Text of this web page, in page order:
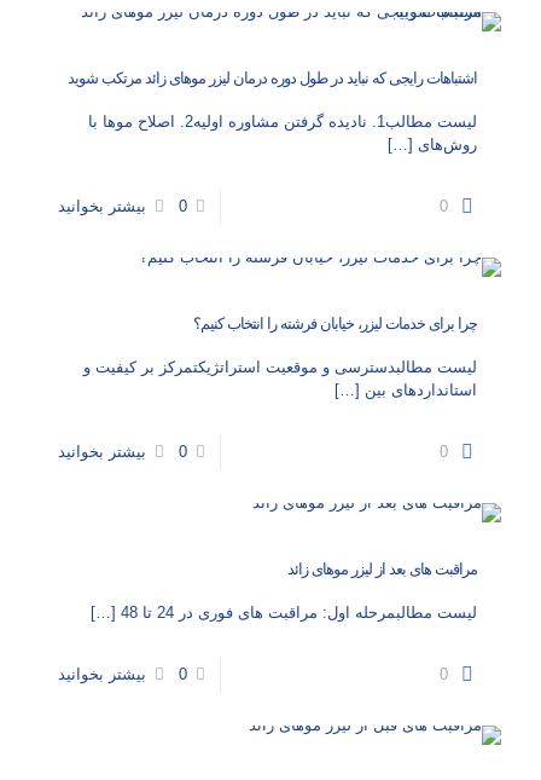
اشتباهات رایجی که نباید در طول دوره درمان لیزر موهای زائد مرتکب شوید
لیست مطالب1. نادیده گرفتن مشاوره اولیه2. اصلاح موها با
روش‌های […]
0
0 بیشتر بخوانید
چرا برای خدمات لیزر، خیابان فرشته را انتخاب کنیم؟
لیست مطالبدسترسی و موقعیت استراتژیکتمرکز بر کیفیت و
استانداردهای بین […]
0
0 بیشتر بخوانید
مراقبت‌ های بعد از لیزر موهای زائد
لیست مطالبمرحله اول: مراقبت‌ های فوری در 24 تا 48 […]
0
0 بیشتر بخوانید